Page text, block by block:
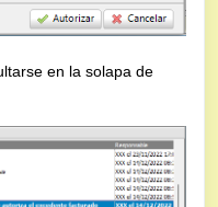
en la solapa de